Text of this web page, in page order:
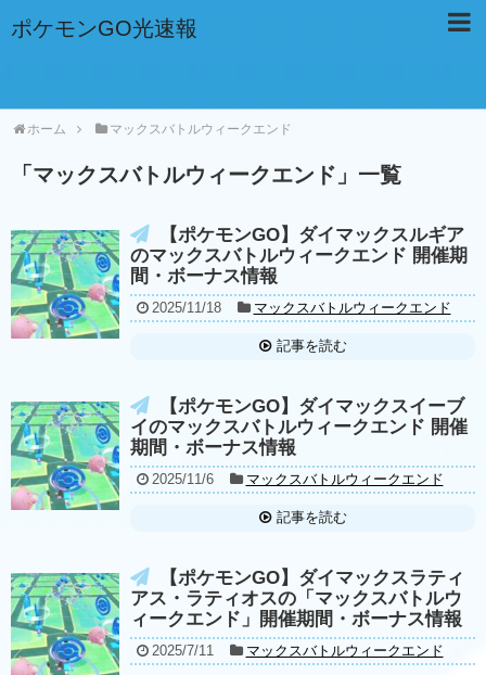
ポケモンGO光速報
ホーム マックスバトルウィークエンド
「 マックスバトルウィークエンド 」 一覧
【ポケモンGO】ダイマックスルギア
のマックスバトルウィークエンド 開催期
間・ボーナス情報
2025/11/18 マックスバトルウィークエンド
記事を読む
【ポケモンGO】ダイマックスイーブ
イのマックスバトルウィークエンド 開催
期間・ボーナス情報
2025/11/6 マックスバトルウィークエンド
記事を読む
【ポケモンGO】ダイマックスラティ
アス・ラティオスの「マックスバトルウ
ィークエンド」開催期間・ボーナス情報
2025/7/11 マックスバトルウィークエンド